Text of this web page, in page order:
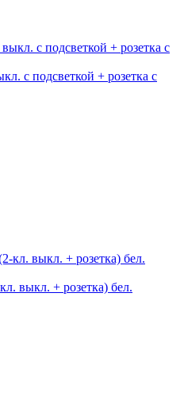
с подсветкой + розетка с
выкл. + розетка) бел.